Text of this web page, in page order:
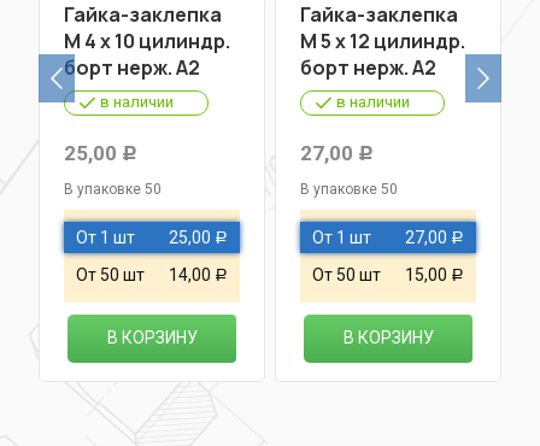
Гайка-заклепка
М 4 х 10 цилиндр.
борт нерж. А2
в наличии
25,00 Р
В упаковке 50
От 1 шт 25,00 Р
От 50 шт 14,00 Р
В КОРЗИНУ
Гайка-заклепка
М 5 х 12 цилиндр.
борт нерж. А2
в наличии
27,00 Р
В упаковке 50
От 1 шт 27,00 Р
От 50 шт 15,00 Р
В КОРЗИНУ